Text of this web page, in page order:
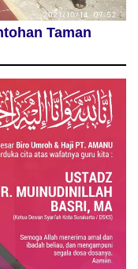
Taman